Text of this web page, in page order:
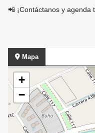
📲 ¡Contáctanos y agenda
Mapa
+
−